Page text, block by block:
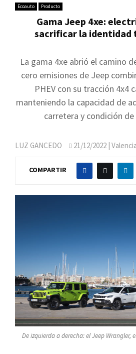
Ecoauto Producto
Gama Jeep 4xe:
sacrificar la
La gama 4xe abrió el camino
cero emisiones de Jeep
PHEV con su tracción 4x4
manteniendo la capacidad de
carretera y condición
LUZ GANCEDO 21/12/2022 | Valencia
COMPARTIR
De izquierda a derecha: el Jeep Wrangler,